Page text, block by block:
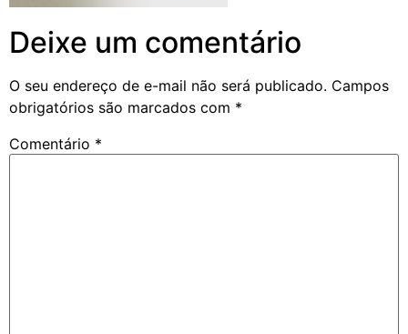
Deixe um comentário
O seu endereço de e-mail não será publicado. Campos
obrigatórios são marcados com *
Comentário *